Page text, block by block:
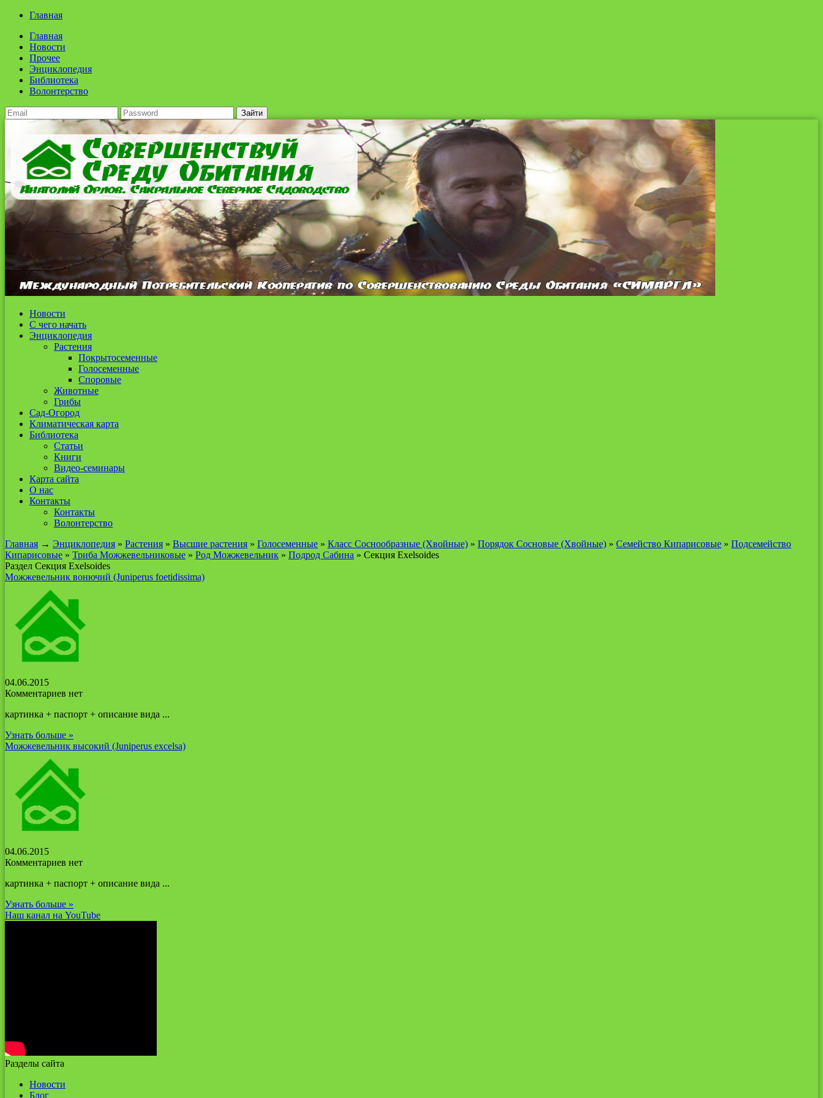
Главная
Главная
Новости
Прочее
Энциклопедия
Библиотека
Волонтерство
Зайти
Новости
С чего начать
Энциклопедия
Растения
Покрытосеменные
Голосеменные
Споровые
Животные
Грибы
Сад-Огород
Климатическая карта
Библиотека
Статьи
Книги
Видео-семинары
Карта сайта
О нас
Контакты
Контакты
Волонтерство
Главная → Энциклопедия » Растения » Высшие растения » Голосеменные » Класс Соснообразные (Хвойные) » Порядок Сосновые (Хвойные) » Семейство Кипарисовые » Подсемейство
Кипарисовые » Триба Можжевельниковые » Род Можжевельник » Подрод Сабина » Секция Ехеlsoides
Раздел Секция Ехеlsoides
Можжевельник вонючий (Juniperus foetidissima)
04.06.2015
Комментариев нет
картинка + паспорт + описание вида ...
Узнать больше »
Можжевельник высокий (Juniperus excelsa)
04.06.2015
Комментариев нет
картинка + паспорт + описание вида ...
Узнать больше »
Наш канал на YouTube
Разделы сайта
Новости
Блог